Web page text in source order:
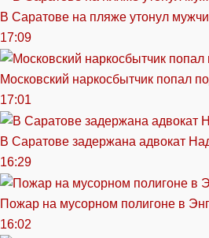
В Саратове на пляже утонул
17:09
Московский наркосбытчик попал
17:01
В Саратове задержана адвокат
16:29
Пожар на мусорном полигоне в
16:02